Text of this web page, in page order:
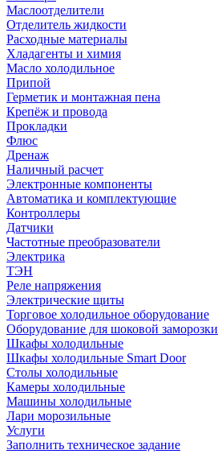
Маслоотделители
Отделитель жидкости
Расходные материалы
Хладагенты и химия
Масло холодильное
Припой
Герметик и монтажная пена
Крепёж и провода
Прокладки
Флюс
Дренаж
Наличный расчет
Электронные компоненты
Автоматика и комплектующие
Контроллеры
Датчики
Частотные преобразователи
Электрика
ТЭН
Реле напряжения
Электрические щиты
Торговое холодильное оборудование
Оборудование для шоковой заморозки
Шкафы холодильные
Шкафы холодильные Smart Door
Столы холодильные
Камеры холодильные
Машины холодильные
Лари морозильные
Услуги
Заполнить техническое задание